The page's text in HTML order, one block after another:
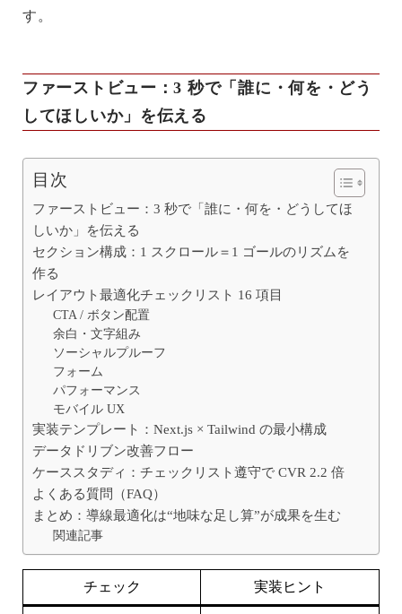
す。
ファーストビュー：3 秒で「誰に・何を・どう
してほしいか」を伝える
目次
ファーストビュー：3 秒で「誰に・何を・どうしてほ
しいか」を伝える
セクション構成：1 スクロール＝1 ゴールのリズムを
作る
レイアウト最適化チェックリスト 16 項目
CTA / ボタン配置
余白・文字組み
ソーシャルプルーフ
フォーム
パフォーマンス
モバイル UX
実装テンプレート：Next.js × Tailwind の最小構成
データドリブン改善フロー
ケーススタディ：チェックリスト遵守で CVR 2.2 倍
よくある質問（FAQ）
まとめ：導線最適化は“地味な足し算”が成果を生む
関連記事
チェック 実装ヒント